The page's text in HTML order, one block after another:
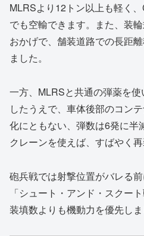
MLRSより12トン以上も軽く
でも空輸できます。また、装
おかげで、舗装道路での長距
ました。
一方、MLRSと共通の弾薬を
したうえで、車体後部のコン
化にともない、弾数は6発に半
クレーンを使えば、すばやく再
砲兵戦では射撃位置がバレる
「シュート・アンド・スクー
装填数よりも機動力を優先しま